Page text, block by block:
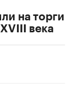
на торги
века